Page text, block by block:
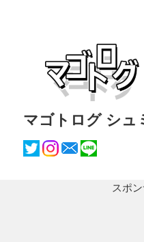
マゴトログ シュ
スポ